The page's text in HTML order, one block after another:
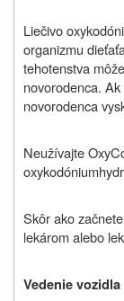
Liečivo
organizmu
tehotenstva
novorodenca.
novorodenca
Neužívajte
Skôr ako
lekárom alebo
Vedenie